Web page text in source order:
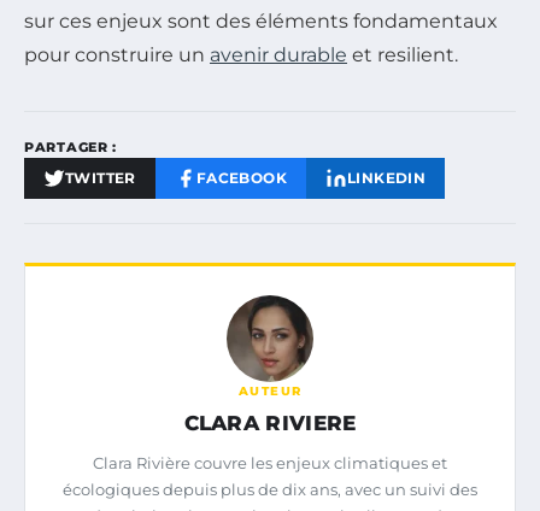
sur ces enjeux sont des éléments fondamentaux
pour construire un avenir durable et resilient.
PARTAGER :
TWITTER FACEBOOK LINKEDIN
AUTEUR
CLARA RIVIERE
Clara Rivière couvre les enjeux climatiques et
écologiques depuis plus de dix ans, avec un suivi des